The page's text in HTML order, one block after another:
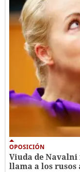
OPOSICIÓN
Viuda de
llama a los rusos